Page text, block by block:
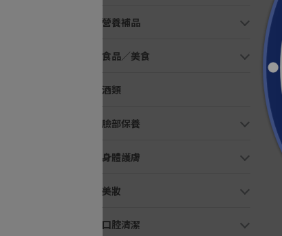
營養補品
食品／美食
酒類
臉部保養
身體護膚
美妝
口腔清潔